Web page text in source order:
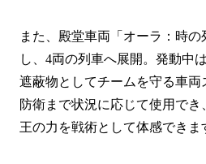
また、殿堂車両「オーラ：時
し、4両の列車へ展開。発動中
遮蔽物としてチームを守る車両
防衛まで状況に応じて使用で
王の力を戦術として体感できま